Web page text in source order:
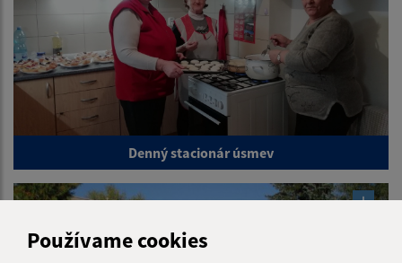
Používame cookies
Denný stacionár úsmev